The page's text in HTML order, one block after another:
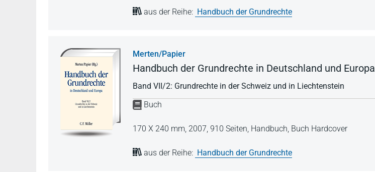
aus der Reihe: Handbuch der Grundrechte
Merten/Papier
Handbuch der Grundrechte in Deutschland und Europa
Band VII/2: Grundrechte in der Schweiz und in Liechtenstein
Buch
170 X 240 mm, 2007, 910 Seiten, Handbuch, Buch Hardcover
aus der Reihe: Handbuch der Grundrechte